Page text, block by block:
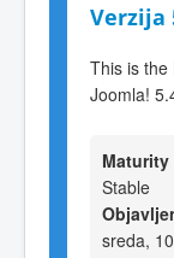
Verzija
This is the
Joomla!
Maturity
Stable
sreda,